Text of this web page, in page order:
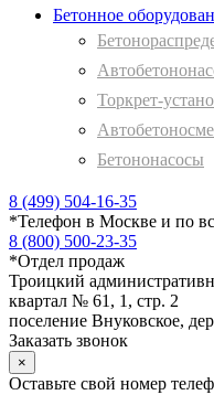
Бетонное
Торкрет-
Бетононасосы
8 (499) 504-16-35
*Телефон в Москве и по
8 (800) 500-23-35
*Отдел продаж
Троицкий
квартал № 61, 1, стр. 2
поселение Внуковское,
Заказать звонок
×
Оставьте свой номер